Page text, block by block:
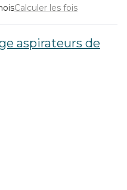
Calculer les fois
aspirateurs de